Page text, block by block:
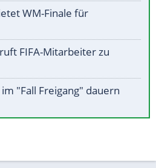
WM-Finale für
FIFA-Mitarbeiter zu
"Fall Freigang" dauern